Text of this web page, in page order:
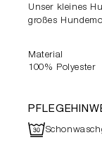
Unser kleines
großes
Material
100% Polyester
R